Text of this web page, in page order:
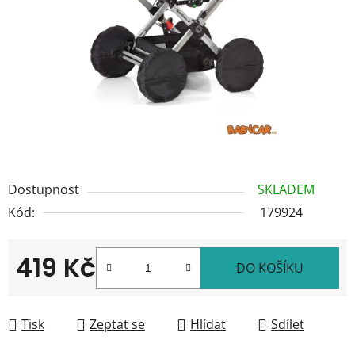
Dostupnost
SKLADEM
Kód:
179924
419 Kč DO KOŠÍKU
Tisk Zeptat se Hlídat Sdílet